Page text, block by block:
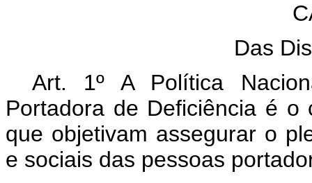
Das
Art. 1º A Política
Portadora de Deficiência é o
que objetivam assegurar o
e sociais das pessoas